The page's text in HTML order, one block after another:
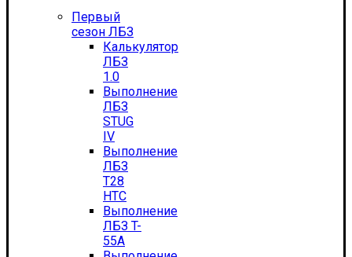
Первый
сезон ЛБЗ
Калькулятор
ЛБЗ
1.0
Выполнение
ЛБЗ
STUG
IV
Выполнение
ЛБЗ
T28
HTC
Выполнение
ЛБЗ T-
55А